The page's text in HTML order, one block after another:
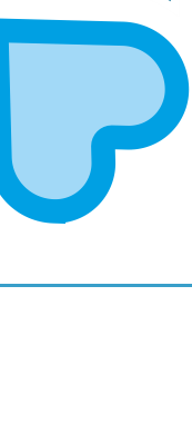
и